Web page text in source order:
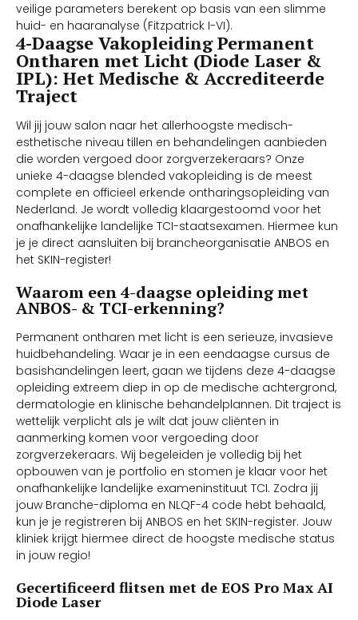
veilige parameters berekent op basis van een slimme
huid- en haaranalyse (Fitzpatrick I-VI).
4-Daagse Vakopleiding Permanent
Ontharen met Licht (Diode Laser &
IPL): Het Medische & Accrediteerde
Traject
Wil jij jouw salon naar het allerhoogste medisch-
esthetische niveau tillen en behandelingen aanbieden
die worden vergoed door zorgverzekeraars? Onze
unieke 4-daagse blended vakopleiding is de meest
complete en officieel erkende ontharingsopleiding van
Nederland. Je wordt volledig klaargestoomd voor het
onafhankelijke landelijke TCI-staatsexamen. Hiermee kun
je je direct aansluiten bij brancheorganisatie ANBOS en
het SKIN-register!
Waarom een 4-daagse opleiding met
ANBOS- & TCI-erkenning?
Permanent ontharen met licht is een serieuze, invasieve
huidbehandeling. Waar je in een eendaagse cursus de
basishandelingen leert, gaan we tijdens deze 4-daagse
opleiding extreem diep in op de medische achtergrond,
dermatologie en klinische behandelplannen. Dit traject is
wettelijk verplicht als je wilt dat jouw cliënten in
aanmerking komen voor vergoeding door
zorgverzekeraars. Wij begeleiden je volledig bij het
opbouwen van je portfolio en stomen je klaar voor het
onafhankelijke landelijke exameninstituut TCI. Zodra jij
jouw Branche-diploma en NLQF-4 code hebt behaald,
kun je je registreren bij ANBOS en het SKIN-register. Jouw
kliniek krijgt hiermee direct de hoogste medische status
in jouw regio!
Gecertificeerd flitsen met de EOS Pro Max AI
Diode Laser